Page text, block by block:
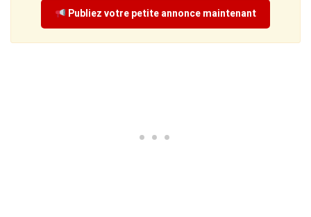
Publiez votre petite annonce maintenant